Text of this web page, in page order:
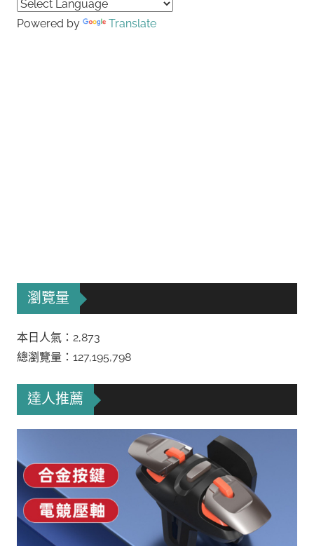
Powered by Translate
瀏覽量
本日人氣：2,873
總瀏覽量：127,195,798
達人推薦